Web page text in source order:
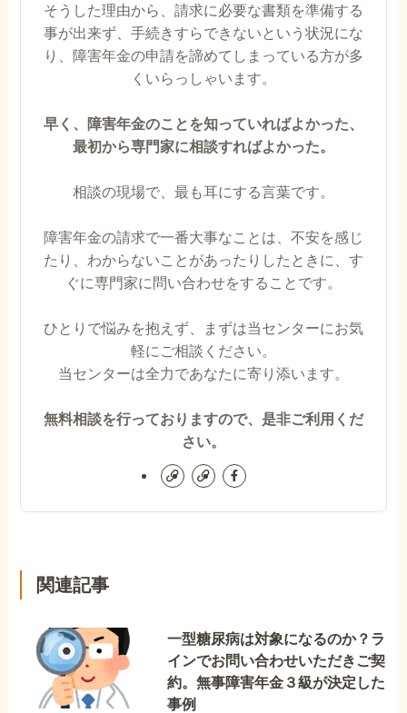
そうした理由から、請求に必要な書類を準備する
事が出来ず、手続きすらできないという状況にな
り、障害年金の申請を諦めてしまっている方が多
くいらっしゃいます。
早く、障害年金のことを知っていればよかった、
最初から専門家に相談すればよかった。
相談の現場で、最も耳にする言葉です。
障害年金の請求で一番大事なことは、不安を感じ
たり、わからないことがあったりしたときに、す
ぐに専門家に問い合わせをすることです。
ひとりで悩みを抱えず、まずは当センターにお気
軽にご相談ください。
当センターは全力であなたに寄り添います。
無料相談を行っておりますので、是非ご利用くだ
さい。
関連記事
一型糖尿病は対象になるのか？ラ
インでお問い合わせいただきご契
約。無事障害年金３級が決定した
事例